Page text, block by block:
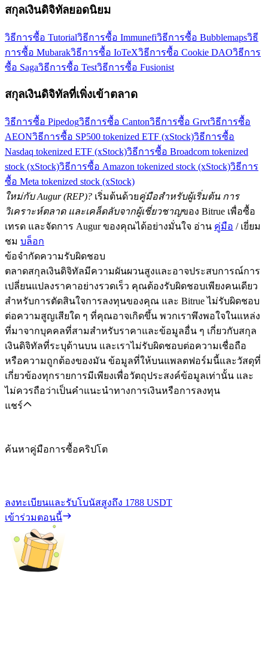
สกุลเงินดิจิทัลยอดนิยม
วิธีการซื้อ Tutorialวิธีการซื้อ Immunefiวิธีการซื้อ Bubblemapsวิธี
การซื้อ Mubarakวิธีการซื้อ IoTeXวิธีการซื้อ Cookie DAOวิธีการ
ซื้อ Sagaวิธีการซื้อ Testวิธีการซื้อ Fusionist
สกุลเงินดิจิทัลที่เพิ่งเข้าตลาด
วิธีการซื้อ Pipedogวิธีการซื้อ Cantonวิธีการซื้อ Grvtวิธีการซื้อ
AEONวิธีการซื้อ SP500 tokenized ETF (xStock)วิธีการซื้อ
Nasdaq tokenized ETF (xStock)วิธีการซื้อ Broadcom tokenized
stock (xStock)วิธีการซื้อ Amazon tokenized stock (xStock)วิธีการ
ซื้อ Meta tokenized stock (xStock)
ใหม่กับ Augur (REP)? เริ่มต้นด้วยคู่มือสำหรับผู้เริ่มต้น การ
วิเคราะห์ตลาด และเคล็ดลับจากผู้เชี่ยวชาญของ Bitrue เพื่อซื้อ
เทรด และจัดการ Augur ของคุณได้อย่างมั่นใจ อ่าน คู่มือ / เยี่ยม
ชม บล็อก
ข้อจำกัดความรับผิดชอบ
ตลาดสกุลเงินดิจิทัลมีความผันผวนสูงและอาจประสบการณ์การ
เปลี่ยนแปลงราคาอย่างรวดเร็ว คุณต้องรับผิดชอบเพียงคนเดียว
สำหรับการตัดสินใจการลงทุนของคุณ และ Bitrue ไม่รับผิดชอบ
ต่อความสูญเสียใด ๆ ที่คุณอาจเกิดขึ้น พวกเราพึงพอใจในแหล่ง
ที่มาจากบุคคลที่สามสำหรับราคาและข้อมูลอื่น ๆ เกี่ยวกับสกุล
เงินดิจิทัลที่ระบุด้านบน และเราไม่รับผิดชอบต่อความเชื่อถือ
หรือความถูกต้องของมัน ข้อมูลที่ให้บนแพลตฟอร์มนี้และวัสดุที่
เกี่ยวข้องทุกรายการมีเพียงเพื่อวัตถุประสงค์ข้อมูลเท่านั้น และ
ไม่ควรถือว่าเป็นคำแนะนำทางการเงินหรือการลงทุน
แชร์
ค้นหาคู่มือการซื้อคริปโต
ลงทะเบียนและรับโบนัสสูงถึง 1788 USDT
เข้าร่วมตอนนี้